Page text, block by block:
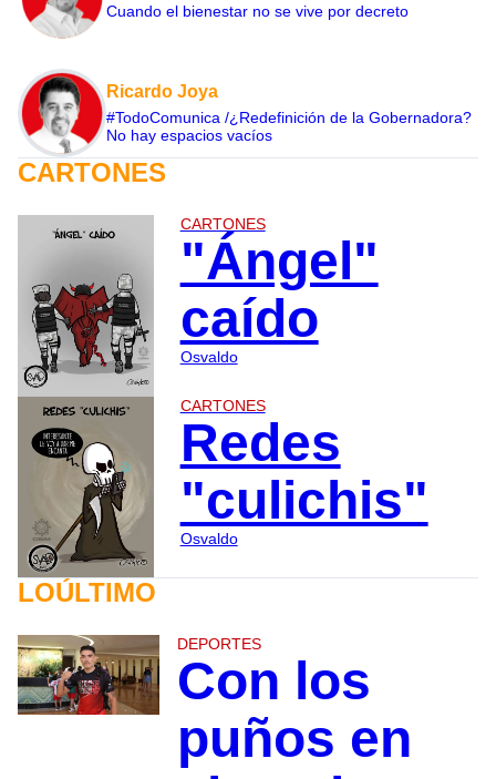
Cuando el bienestar no se vive por decreto
Ricardo Joya
#TodoComunica /¿Redefinición de la Gobernadora?
No hay espacios vacíos
CARTONES
CARTONES
"Ángel"
caído
Osvaldo
CARTONES
Redes
"culichis"
Osvaldo
LOÚLTIMO
DEPORTES
Con los
puños en